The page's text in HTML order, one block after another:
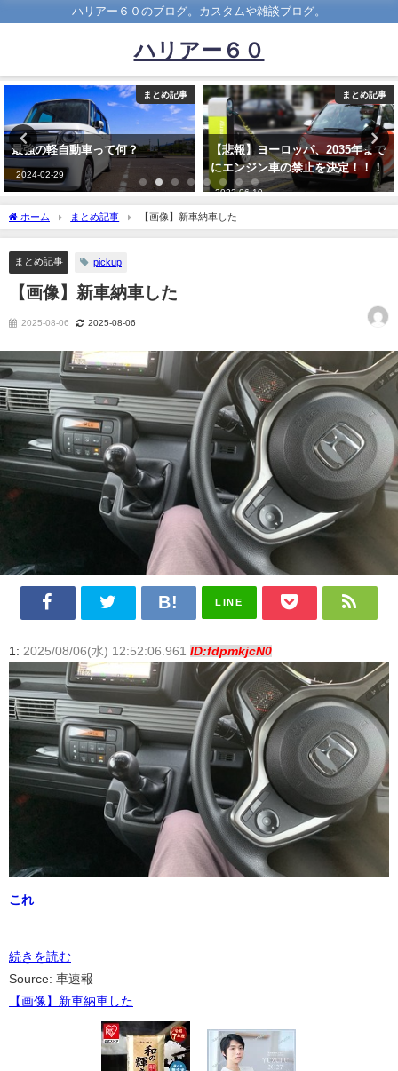
ハリアー６０のブログ。カスタムや雑談ブログ。
ハリアー６０
まとめ記事
【悲報】ヨーロッパ、2035年まで
にエンジン車の禁止を決定！！！
2022-06-10
まとめ記事
わナンバーのレクサスやベンツに
乗ってる奴って何なの？
2023-06-26
ホーム まとめ記事 【画像】新車納車した
まとめ記事 pickup
【画像】新車納車した
2025-08-06 2025-08-06
LINE
1: 2025/08/06(水) 12:52:06.961 ID:fdpmkjcN0
これ
続きを読む
Source: 車速報
【画像】新車納車した